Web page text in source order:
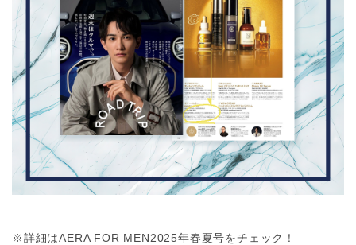
※詳細はAERA FOR MEN2025年春夏号をチェック！